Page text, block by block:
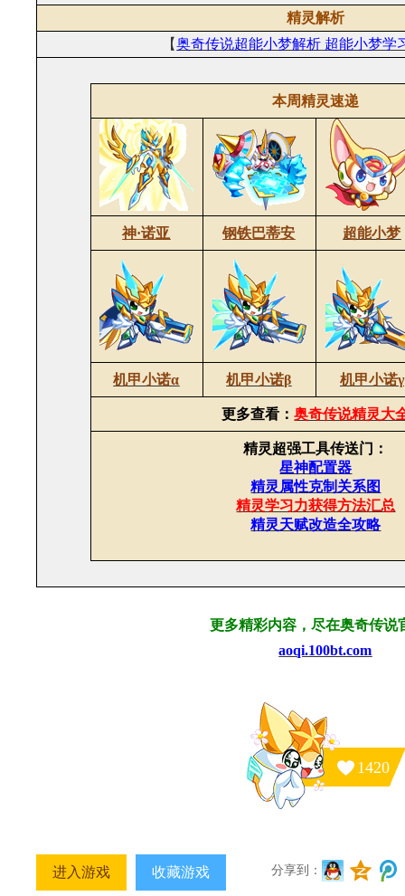
精灵解析
【奥奇传说超能小梦解析 超能小梦学
本周精灵速递
神·诺亚 钢铁巴蒂安 超能小梦
机甲小诺α 机甲小诺β 机甲小诺γ
更多查看：奥奇传说精灵大
精灵超强工具传送门：
星神配置器
精灵属性克制关系图
精灵学习力获得方法汇总
精灵天赋改造全攻略
更多精彩内容，尽在奥奇传说
aoqi.100bt.com
1420
进入游戏 收藏游戏 分享到：